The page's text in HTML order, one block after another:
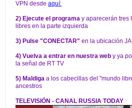
VPN desde aquí:
2) Ejecute el programa y aparecerán tres
libres en la parte izquierda
3) Pulse "CONECTAR" en la ubicación
4) Vuelva a entrar en nuestra web y ya
la señal de RT TV
5) Maldiga a los cabecillas del "mundo
ancestros
TELEVISIÓN - CANAL RUSSIA TODAY